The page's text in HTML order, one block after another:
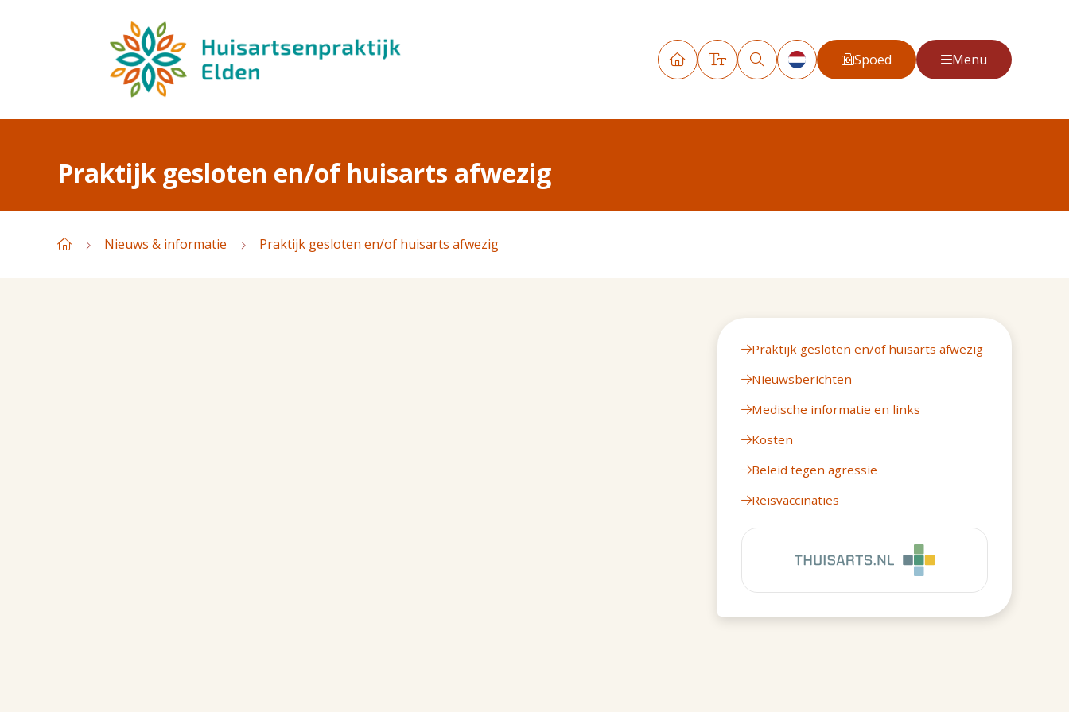
Spoed Menu
Praktijk gesloten en/of huisarts afwezig
Nieuws & informatie Praktijk gesloten en/of huisarts afwezig
Praktijk gesloten en/of huisarts afwezig
Nieuwsberichten
Medische informatie en links
Kosten
Beleid tegen agressie
Reisvaccinaties